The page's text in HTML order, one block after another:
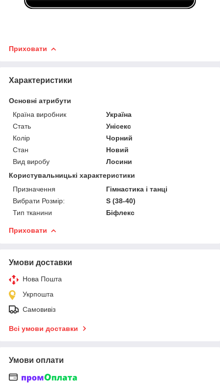
Приховати
Характеристики
Основні атрибути
Країна виробник
Україна
Стать
Унісекс
Колір
Чорний
Стан
Новий
Вид виробу
Лосини
Користувальницькі характеристики
Призначення
Гімнастика і танці
Вибрати Розмір:
S (38-40)
Тип тканини
Біфлекс
Приховати
Умови доставки
Нова Пошта
Укрпошта
Самовивіз
Всі умови доставки
Умови оплати